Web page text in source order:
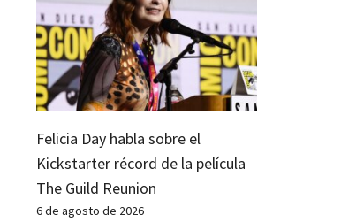
Felicia Day habla sobre el
Kickstarter récord de la película
The Guild Reunion
6 de agosto de 2026